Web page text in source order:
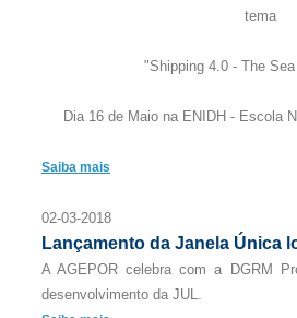
tema
"Shipping 4.0 - The
Dia 16 de Maio na ENIDH - Escola
Saiba mais
02-03-2018
Lançamento da Janela Única
A AGEPOR celebra com a DGRM
desenvolvimento da JUL.